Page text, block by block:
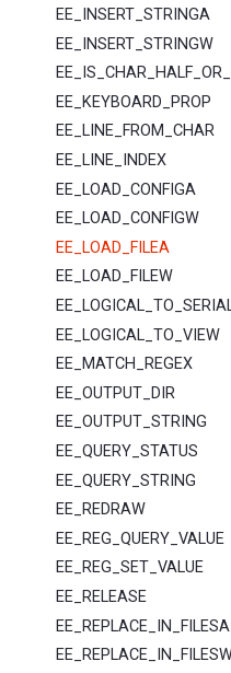
EE_INSERT_STRINGA
EE_INSERT_STRINGW
EE_KEYBOARD_PROP
EE_LINE_FROM_CHAR
EE_LINE_INDEX
EE_LOAD_CONFIGA
EE_LOAD_CONFIGW
EE_LOAD_FILEA
EE_LOAD_FILEW
EE_LOGICAL_TO_VIEW
EE_MATCH_REGEX
EE_OUTPUT_DIR
EE_OUTPUT_STRING
EE_QUERY_STATUS
EE_QUERY_STRING
EE_REDRAW
EE_REG_QUERY_VALUE
EE_REG_SET_VALUE
EE_RELEASE
EE_REPLACE_IN_FILESA